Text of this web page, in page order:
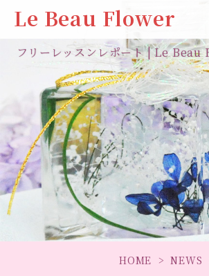
Le Beau Flower
フリーレッスンレポート | Le
HOME NEWS